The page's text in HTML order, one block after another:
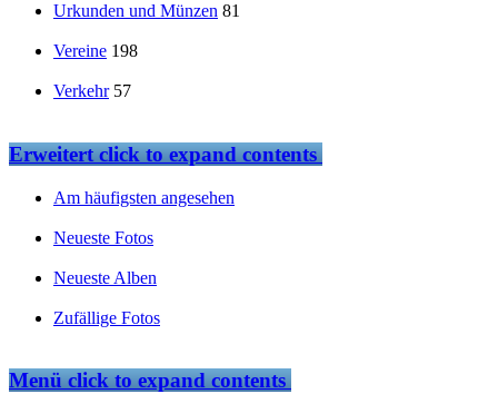
Urkunden und Münzen 81
Vereine 198
Verkehr 57
Erweitertclick to expand contents
Am häufigsten angesehen
Neueste Fotos
Neueste Alben
Zufällige Fotos
Menüclick to expand contents